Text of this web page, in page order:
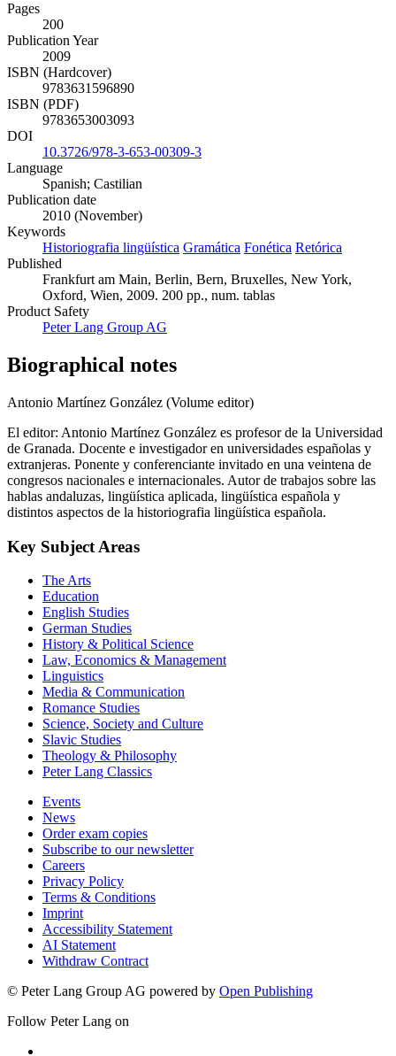
Pages
200
Publication Year
2009
ISBN (Hardcover)
9783631596890
ISBN (PDF)
9783653003093
DOI
10.3726/978-3-653-00309-3
Language
Spanish; Castilian
Publication date
2010 (November)
Keywords
Historiografia lingüística Gramática Fonética Retórica
Published
Frankfurt am Main, Berlin, Bern, Bruxelles, New York,
Oxford, Wien, 2009. 200 pp., num. tablas
Product Safety
Peter Lang Group AG
Biographical notes
Antonio Martínez González (Volume editor)
El editor: Antonio Martínez González es profesor de la Universidad
de Granada. Docente e investigador en universidades españolas y
extranjeras. Ponente y conferenciante invitado en una veintena de
congresos nacionales e internacionales. Autor de trabajos sobre las
hablas andaluzas, lingüística aplicada, lingüística española y
distintos aspectos de la historiografia lingüística española.
Key Subject Areas
The Arts
Education
English Studies
German Studies
History & Political Science
Law, Economics & Management
Linguistics
Media & Communication
Romance Studies
Science, Society and Culture
Slavic Studies
Theology & Philosophy
Peter Lang Classics
Events
News
Order exam copies
Subscribe to our newsletter
Careers
Privacy Policy
Terms & Conditions
Imprint
Accessibility Statement
AI Statement
Withdraw Contract
© Peter Lang Group AG powered by Open Publishing
Follow Peter Lang on